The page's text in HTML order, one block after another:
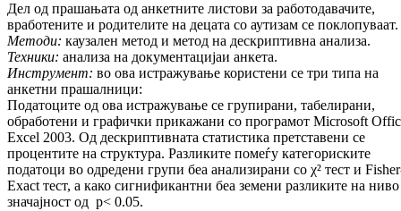
Дел од прашањата од анкетните листови за работодавачите,
вработените и родителите на децата со аутизам се поклопуваат.
Методи: каузален метод и метод на дескриптивна анализа.
Техники: анализа на документацијаи анкета.
Инструмент: во ова истражување користени се три типа на
анкетни прашалници:
Податоците од ова истражување се групирани, табелирани,
обработени и графички прикажани со програмот Microsoft
Excel 2003. Од дескриптивната статистика претставени се
процентите на структура. Разликите помеѓу категориските
податоци во одредени групи беа анализирани со χ² тест и
Exact тест, а како сигнификантни беа земени разликите на
значајност од р< 0.05.